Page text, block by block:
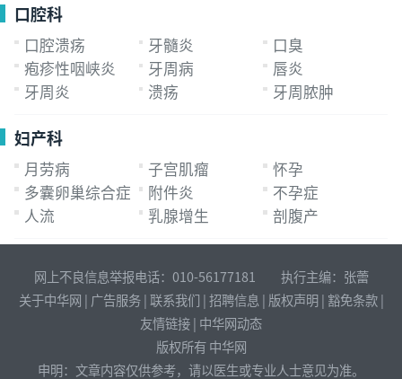
口腔科
口腔溃疡 牙髓炎
口臭
疱疹性咽峡炎
牙周病
唇炎
牙周炎
溃疡 牙周脓肿
妇产科
月劳病 子宫肌瘤
怀孕
多囊卵巢综合症
附件炎
不孕症
人流
乳腺增生 剖腹产
网上不良信息举报电话：010-56177181 执行主编：张蕾
关于中华网 | 广告服务|联系我们 |招聘信息 | 版权声明| 豁免条款|
友情链接| 中华网动态
版权所有 中华网
申明：文章内容仅供参考，请以医生或专业人士意见为准。